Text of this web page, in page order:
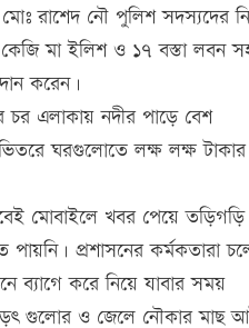
মোঃ রাশেদ নৌ পুলিশ সদস্যদের
মা ইলিশ ও ১৭ বস্তা লবন
করেন।
চর এলাকায় নদীর পাড়ে বেশ
ঘরগুলোতে লক্ষ লক্ষ টাকার
মোবাইলে খবর পেয়ে
প্রশাসনের কর্মকতারা
ব্যাগে করে নিয়ে যাবার সময়
গুলোর ও জেলে নৌকার মাছ